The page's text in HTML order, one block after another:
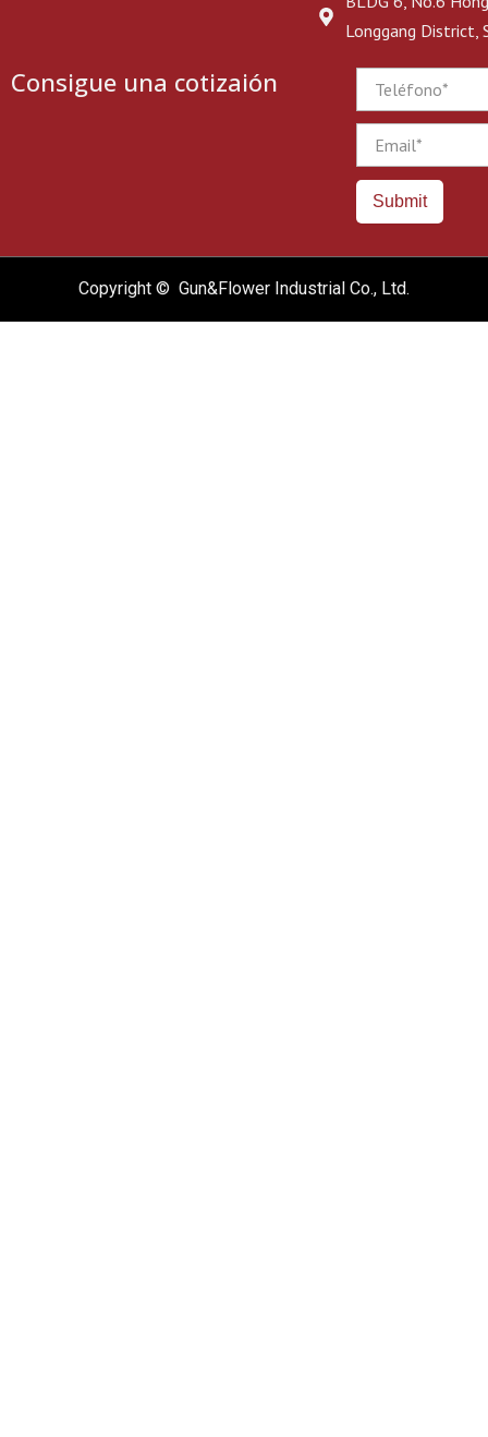
Longgang District,
Consigue una cotizaión
Submit
Copyright © Gun&Flower Industrial Co., Ltd.